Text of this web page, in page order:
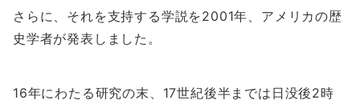
さらに、それを支持する学説を2001年、アメリカの歴
史学者が発表しました。
16年にわたる研究の末、17世紀後半までは日没後2時